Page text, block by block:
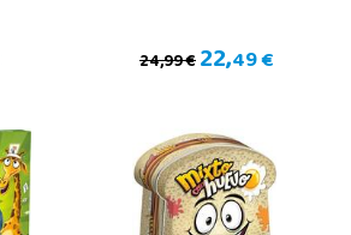
24,99 €22,49 €